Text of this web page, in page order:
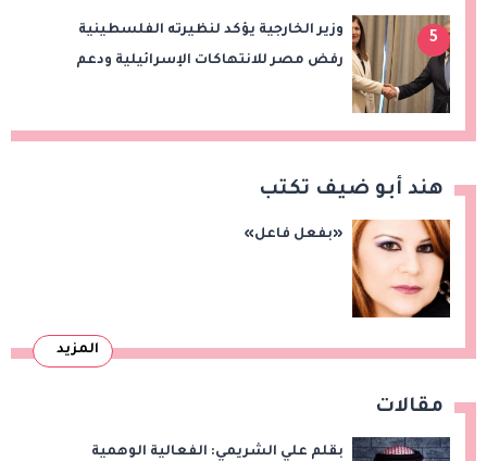
5
وزير الخارجية يؤكد لنظيرته الفلسطينية
رفض مصر للانتهاكات الإسرائيلية ودعم
هند أبو ضيف تكتب
«بفعل فاعل»
المزيد
مقالات
بقلم علي الشريمي: الفعالية الوهمية